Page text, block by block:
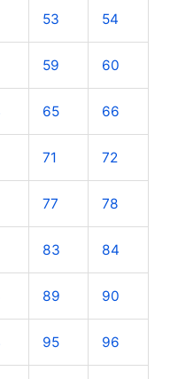
53 54
59 60
65 66
71 72
77 78
83 84
89 90
95 96